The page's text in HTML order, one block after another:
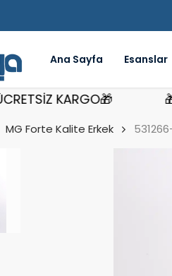
Ana Sayfa Esanslar
KARGO🎁
MG Forte Kalite Erkek